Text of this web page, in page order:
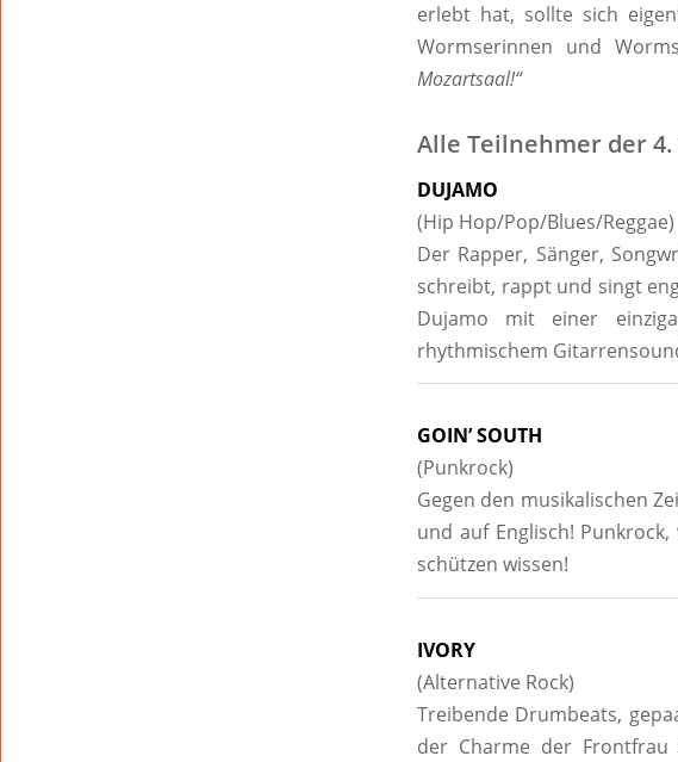
erlebt hat, sollte sich
Wormserinnen und
Mozartsaal!“
Alle Teilnehmer der
DUJAMO
(Hip Hop/Pop/Blues/Reggae)
Der Rapper, Sänger,
schreibt, rappt und singt
Dujamo mit einer
rhythmischem
GOIN’ SOUTH
(Punkrock)
Gegen den musikalischen
und auf Englisch!
schützen wissen!
IVORY
(Alternative Rock)
Treibende Drumbeats,
der Charme der